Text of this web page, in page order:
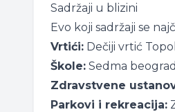
Sadržaji u blizini
Evo koji sadržaji se
Vrtići: Dečiji vrtić
Škole: Sedma
Zdravstvene
Parkovi i rekreacija: